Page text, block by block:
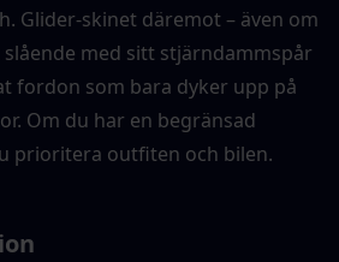
Glider-skinet däremot – även om
med sitt stjärndammspår
fordon som bara dyker upp på
Om du har en begränsad
prioritera outfiten och bilen.